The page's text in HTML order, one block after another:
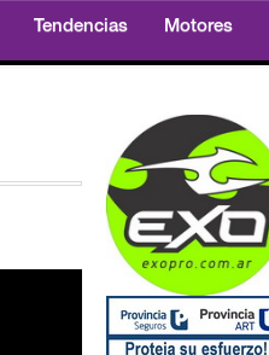
Tendencias Motores